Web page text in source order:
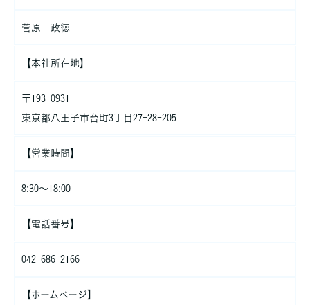
・お客さまの同意がある場合
・法令に基づき開示することが必要である場合
当社は、個人情報の正確性及び安全性確保のために、セキュリテ
お客さまがご本人の個人情報の照会・修正・削除などをご希望さ
きます。
当社は、保有する個人情報に関して適用される日本の法令、その
の改善に努めます。
菅原 政徳
【本社所在地】
〒193-0931
東京都八王子市台町3丁目27-28-205
【営業時間】
8:30～18:00
【電話番号】
042-686-2166
【ホームページ】